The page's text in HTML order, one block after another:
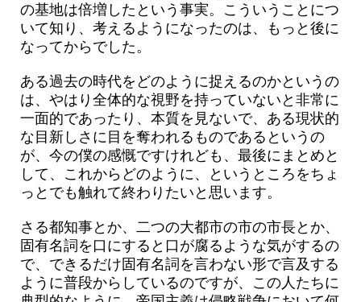
の基地は倍増したという事実。こういうことにつ
いて知り、考えるようになったのは、もっと後に
なってからでした。
ある過去の時代をどのように捉えるのかというの
は、やはり全体的な視野を持っていないと非常に
一面的であったり、本質を見ないで、ある現状的
な目新しさに目を奪われるものであるというの
が、今の僕の感慨ですけれども、最後にまとめと
して、これからどのように、というところをちょ
っとでも触れて終わりたいと思います。
さる都知事とか、二つの大都市の市の市長とか、
固有名詞を口にすると口が腐るような気がするの
で、できるだけ固有名詞を言わない形で言及する
ように普段からしているのですが、この人たちに